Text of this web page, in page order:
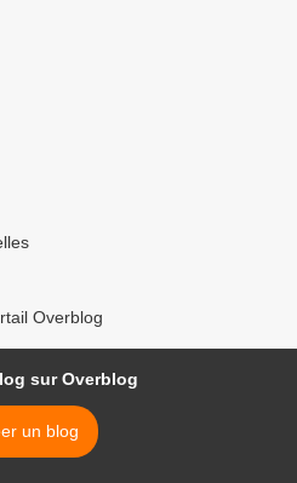
Overblog
sur Overblog
un blog